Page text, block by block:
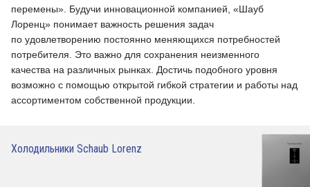
перемены». Будучи инновационной компанией, «Шауб
Лоренц» понимает важность решения задач
по удовлетворению постоянно меняющихся потребностей
потребителя. Это важно для сохранения неизменного
качества на различных рынках. Достичь подобного уровня
возможно с помощью открытой гибкой стратегии и работы над
ассортиментом собственной продукции.
Холодильники Schaub Lorenz